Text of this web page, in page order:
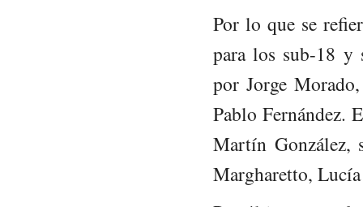
Por lo que se
para los sub-18 y
por Jorge
Pablo Fernández.
Martín González,
Margharetto,